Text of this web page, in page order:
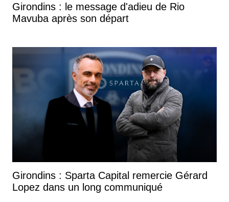
Girondins : le message d'adieu de Rio
Mavuba après son départ
Girondins : Sparta Capital remercie Gérard
Lopez dans un long communiqué